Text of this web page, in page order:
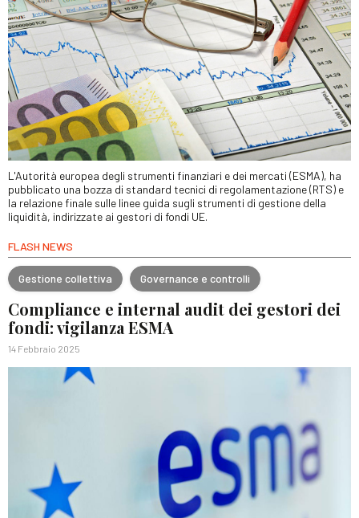
L'Autorità europea degli strumenti finanziari e dei mercati (ESMA), ha
pubblicato una bozza di standard tecnici di regolamentazione (RTS) e
la relazione finale sulle linee guida sugli strumenti di gestione della
liquidità, indirizzate ai gestori di fondi UE.
FLASH NEWS
Gestione collettiva Governance e controlli
Compliance e internal audit dei gestori dei
fondi: vigilanza ESMA
14 Febbraio 2025